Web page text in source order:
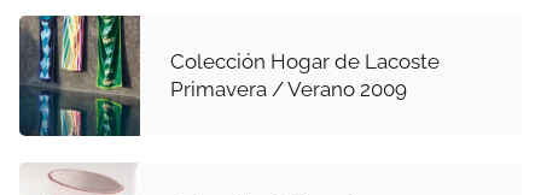
Colección Hogar de Lacoste
Primavera / Verano 2009